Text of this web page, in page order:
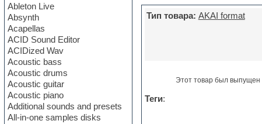
Ableton Live
Absynth
Acapellas
ACID Sound Editor
ACIDized Wav
Acoustic bass
Acoustic drums
Acoustic guitar
Acoustic piano
Additional sounds and presets
All-in-one samples disks
Тип товара: AKAI format
Этот товар был выпущен
Теги: